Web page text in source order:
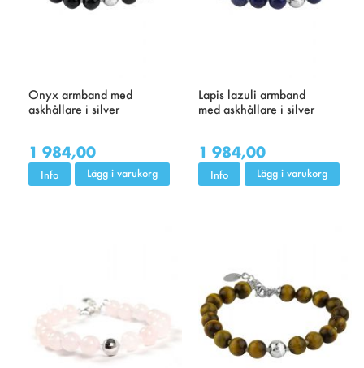
Onyx armband med
askhållare i silver
1 984,00
Info Lägg i varukorg
Lapis lazuli armband
med askhållare i silver
1 984,00
Info Lägg i varukorg